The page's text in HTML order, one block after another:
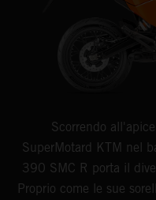
Scorrendo
SuperMotard KTM nel
390 SMC R porta il
Proprio come le sue